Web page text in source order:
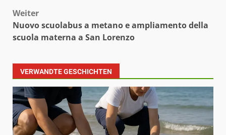
Weiter
Nuovo scuolabus a metano e ampliamento della
scuola materna a San Lorenzo
VERWANDTE GESCHICHTEN